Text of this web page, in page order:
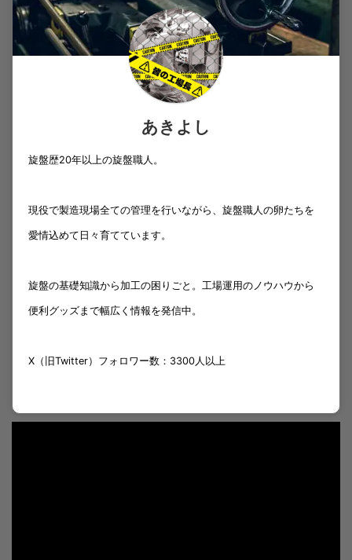
あきよし
旋盤歴20年以上の旋盤職人。
現役で製造現場全ての管理を行いながら、旋盤職人の卵たちを
愛情込めて日々育てています。
旋盤の基礎知識から加工の困りごと。工場運用のノウハウから
便利グッズまで幅広く情報を発信中。
X（旧Twitter）フォロワー数：3300人以上